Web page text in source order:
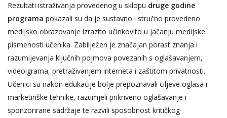
Rezultati istraživanja provedenog u sklopu druge godine
programa pokazali su da je sustavno i stručno provedeno
medijsko obrazovanje izrazito učinkovito u jačanju medijske
pismenosti učenika. Zabilježen je značajan porast znanja i
razumijevanja ključnih pojmova povezanih s oglašavanjem,
videoigrama, pretraživanjem interneta i zaštitom privatnosti.
Učenici su nakon edukacije bolje prepoznavali ciljeve oglasa i
marketinške tehnike, razumjeli prikriveno oglašavanje i
sponzorirane sadržaje te razvili sposobnost kritičkog